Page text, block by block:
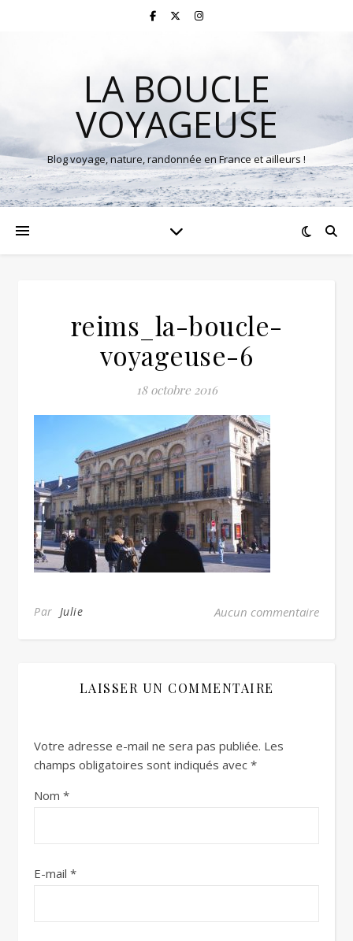
LA BOUCLE
VOYAGEUSE
Blog voyage, nature, randonnée en France et ailleurs !
reims_la-boucle-
voyageuse-6
18 octobre 2016
Par Julie Aucun commentaire
LAISSER UN COMMENTAIRE
Votre adresse e-mail ne sera pas publiée. Les
champs obligatoires sont indiqués avec *
Nom *
E-mail *